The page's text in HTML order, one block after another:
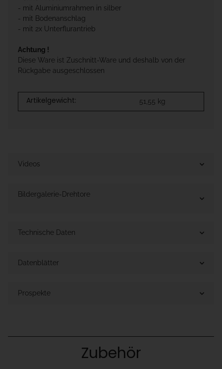
- mit Aluminiumrahmen in silber
- mit Bodenanschlag
- mit 2x Unterflurantrieb
Achtung !
Diese Ware ist Zuschnitt-Ware und deshalb von der
Rückgabe ausgeschlossen
Artikelgewicht: 51,55 kg
Videos
Bildergalerie-Drehtore
Technische Daten
Datenblätter
Prospekte
Zubehör